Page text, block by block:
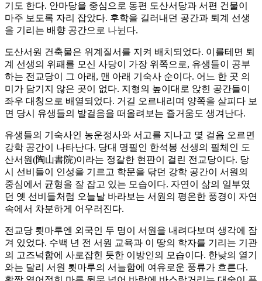
기도 한다. 안마당을 중심으로 동편 도산서당과 서편 건물이
마주 보도록 자리 잡았다. 후학을 길러내던 공간과 퇴계 선생
을 기리는 배향 공간으로 나뉜다.
도산서원 건축물은 위계질서를 지켜 배치되었다. 이를테면 퇴
계 선생의 위패를 모신 사당이 가장 위쪽으로, 유생들이 공부
하는 전교당이 그 아래, 맨 아래 기숙사 순이다. 어느 한 곳 의
미가 담기지 않은 곳이 없다. 지형의 높이대로 앉힌 공간들이
좌우 대칭으로 배열되었다. 거길 오르내리며 양쪽을 살피다 보
면 당시 유생들의 발걸음을 떠올려보는 즐거움도 생겨난다.
유생들의 기숙사인 농운정사와 서고를 지나고 몇 걸음 오르면
강학 공간이 나타난다. 당대 명필인 한석봉 선생의 필체인 도
산서원(陶山書院)이라는 정갈한 현판이 걸린 전교당이다. 당
시 선비들이 인성을 기르고 학문을 닦던 강학 공간이 서원의
중심에서 균형을 잘 잡고 있는 모습이다. 자연이 삶의 일부였
던 옛 선비들처럼 오늘날 바라보는 서원의 평온한 풍경이 자연
속에서 차분하게 어우러진다.
전교당 툇마루엔 외국인 두 명이 서원을 내려다보며 생각에 잠
겨 있었다. 수백 년 전 서원 교육과 이 땅의 학자를 기리는 기관
의 고즈넉함에 사로잡힌 듯한 이방인의 모습이다. 한낮의 열기
와는 달리 서원 툇마루의 서늘함에 여유로운 풍류가 흐른다.